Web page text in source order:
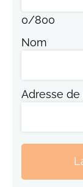
0/800
Nom
Adresse